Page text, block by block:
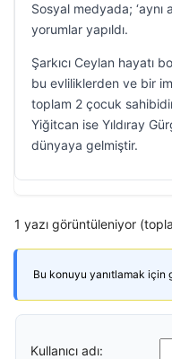
Sosyal medyada; ‘aynı
yorumlar yapıldı.
Şarkıcı Ceylan hayatı
bu evliliklerden ve bir
toplam 2 çocuk
Yiğitcan ise Yıldıray
dünyaya gelmiştir.
1 yazı görüntüleniyor
Bu konuyu yanıtlamak için
Kullanıcı adı: